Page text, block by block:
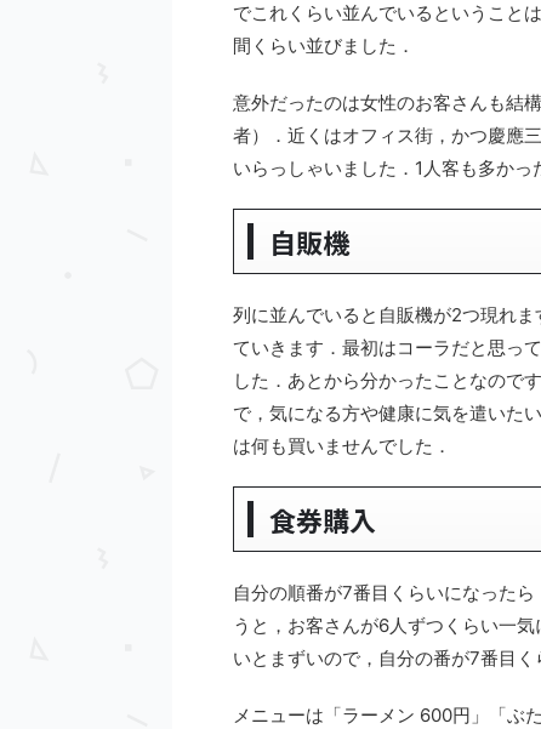
でこれくらい並んでいるということ
間くらい並びました．
意外だったのは女性のお客さんも結
者）．近くはオフィス街，かつ慶應
いらっしゃいました．1人客も多かっ
自販機
列に並んでいると自販機が2つ現れ
ていきます．最初はコーラだと思っ
した．あとから分かったことなので
で，気になる方や健康に気を遣いた
は何も買いませんでした．
食券購入
自分の順番が7番目くらいになった
うと，お客さんが6人ずつくらい一
いとまずいので，自分の番が7番目
メニューは「ラーメン 600円」「ぶ